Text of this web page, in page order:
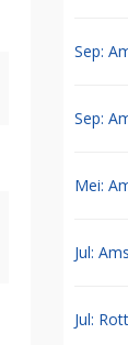
Sep:
Sep:
Mei:
Jul:
Jul: